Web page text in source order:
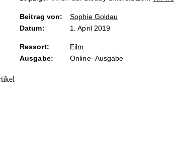
Beitrag von:
Sophie Goldau
Datum:
1. April 2019
Ressort:
Film
Ausgabe:
Online–Ausgabe